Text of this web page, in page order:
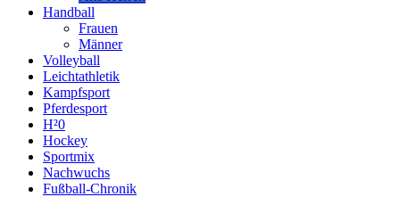
Handball
Frauen
Männer
Volleyball
Leichtathletik
Kampfsport
Pferdesport
H²0
Hockey
Sportmix
Nachwuchs
Fußball-Chronik